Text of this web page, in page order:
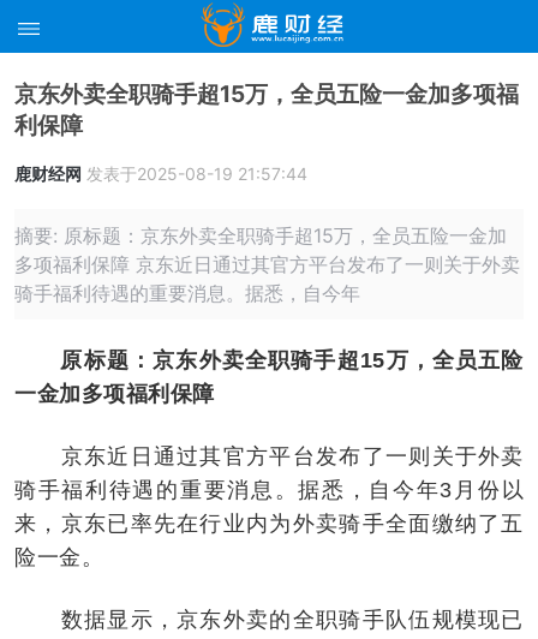
京东外卖全职骑手超15万，全员五险一金加多项福
利保障
鹿财经网 发表于2025-08-19 21:57:44
摘要: 原标题：京东外卖全职骑手超15万，全员五险一金加
多项福利保障 京东近日通过其官方平台发布了一则关于外卖
骑手福利待遇的重要消息。据悉，自今年
原标题：京东外卖全职骑手超15万，全员五险
一金加多项福利保障
京东近日通过其官方平台发布了一则关于外卖
骑手福利待遇的重要消息。据悉，自今年3月份以
来，京东已率先在行业内为外卖骑手全面缴纳了五
险一金。
数据显示，京东外卖的全职骑手队伍规模现已